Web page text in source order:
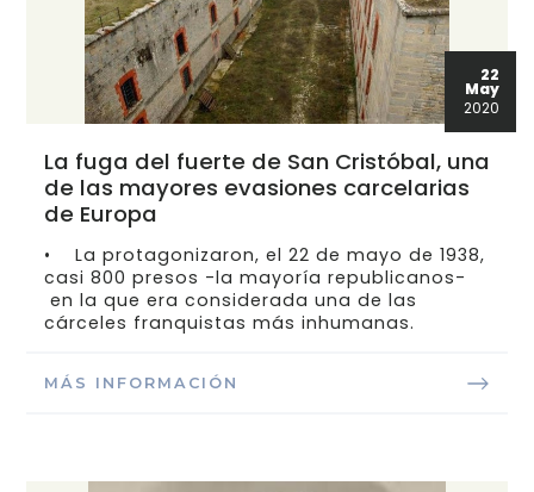
22
May
2020
La fuga del fuerte de San Cristóbal, una
de las mayores evasiones carcelarias
de Europa
• La protagonizaron, el 22 de mayo de 1938,
casi 800 presos -la mayoría republicanos-
en la que era considerada una de las
cárceles franquistas más inhumanas.
MÁS INFORMACIÓN